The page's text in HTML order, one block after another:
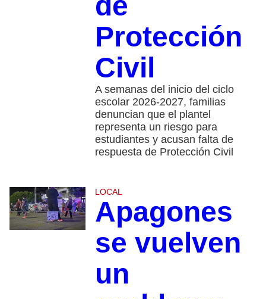
Protección
Civil
A semanas del inicio del ciclo
escolar 2026-2027, familias
denuncian que el plantel
representa un riesgo para
estudiantes y acusan falta de
respuesta de Protección Civil
LOCAL
Apagones
se vuelven
un